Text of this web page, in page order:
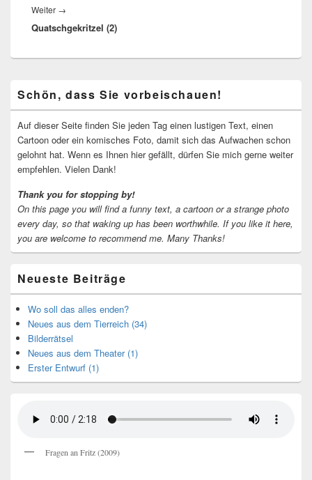
Weiter →
Beitrag:
Quatschgekritzel (2)
Seitenleisten-
Widgetbereich
Schön, dass Sie vorbeischauen!
Auf dieser Seite finden Sie jeden Tag einen lustigen Text, einen
Cartoon oder ein komisches Foto, damit sich das Aufwachen schon
gelohnt hat. Wenn es Ihnen hier gefällt, dürfen Sie mich gerne weiter
empfehlen. Vielen Dank!
Thank you for stopping by!
On this page you will find a funny text, a cartoon or a strange photo
every day, so that waking up has been worthwhile. If you like it here,
you are welcome to recommend me. Many Thanks!
Neueste Beiträge
Wo soll das alles enden?
Neues aus dem Tierreich (34)
Bilderrätsel
Neues aus dem Theater (1)
Erster Entwurf (1)
Fragen an Fritz (2009)